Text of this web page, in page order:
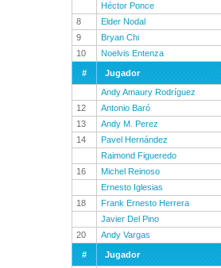
Héctor Ponce
8
Elder Nodal
9
Bryan Chi
10
Noelvis Entenza
#
Jugador
Andy Amaury Rodríguez
12
Antonio Baró
13
Andy M. Perez
14
Pavel Hernández
Raimond Figueredo
16
Michel Reinoso
Ernesto Iglesias
18
Frank Ernesto Herrera
Javier Del Pino
20
Andy Vargas
#
Jugador